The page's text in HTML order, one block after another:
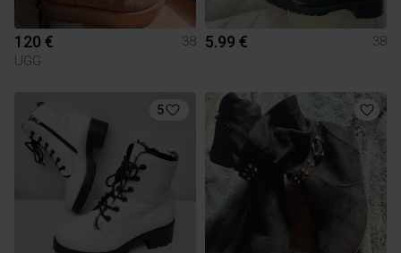
120 €
38
UGG
5.99 € 38
5